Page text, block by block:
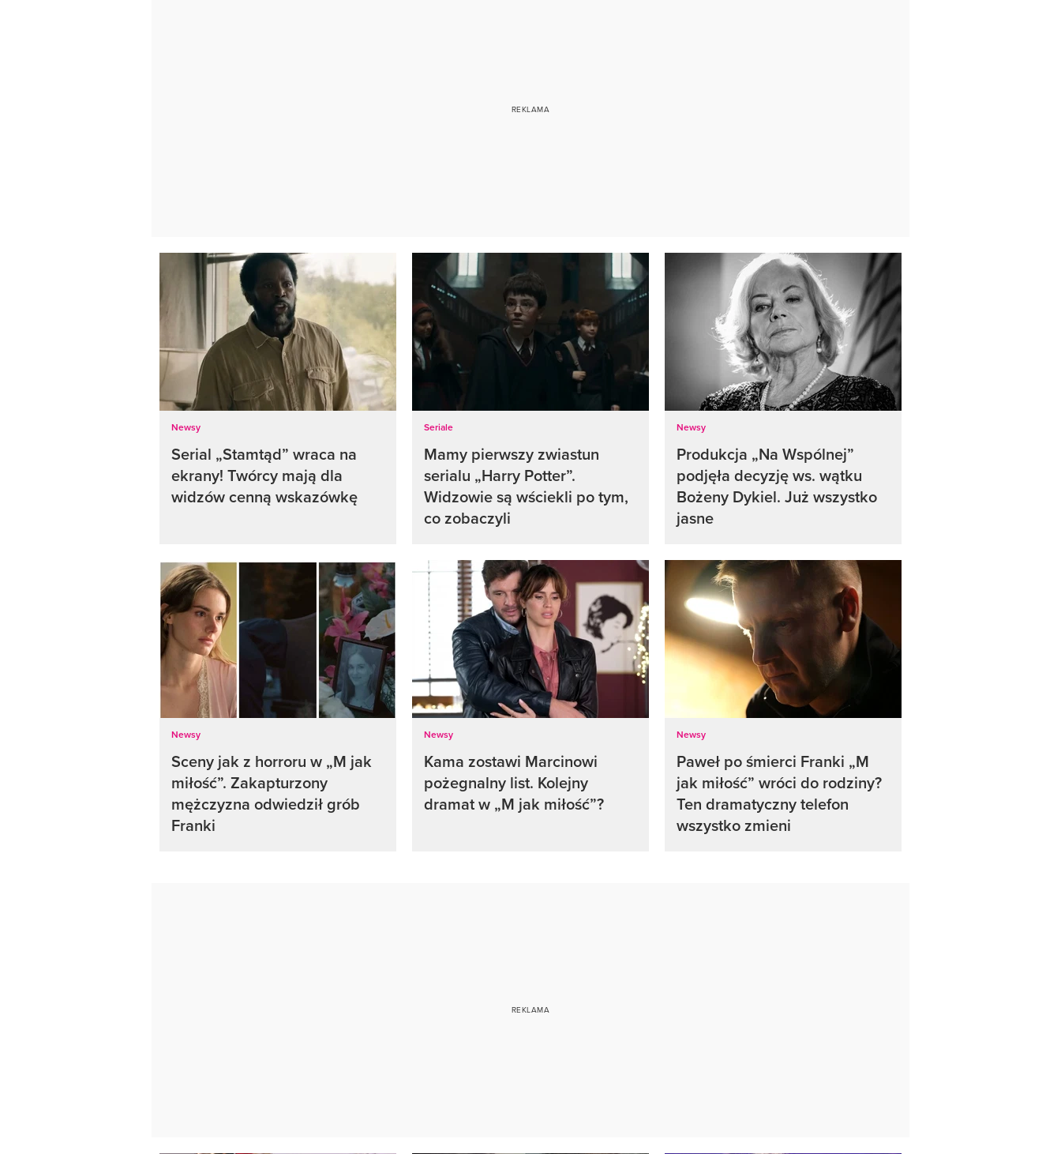
Newsy
Serial „Stamtąd” wraca na
ekrany! Twórcy mają dla
widzów cenną wskazówkę
Seriale
Mamy pierwszy zwiastun
serialu „Harry Potter”.
Widzowie są wściekli po tym,
co zobaczyli
Newsy
Produkcja „Na Wspólnej”
podjęła decyzję ws. wątku
Bożeny Dykiel. Już wszystko
jasne
Newsy
Sceny jak z horroru w „M jak
miłość”. Zakapturzony
mężczyzna odwiedził grób
Franki
Newsy
Kama zostawi Marcinowi
pożegnalny list. Kolejny
dramat w „M jak miłość”?
Newsy
Paweł po śmierci Franki „M
jak miłość” wróci do rodziny?
Ten dramatyczny telefon
wszystko zmieni